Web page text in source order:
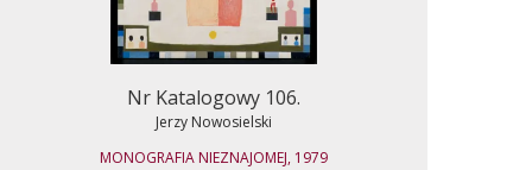
Nr Katalogowy 106.
Jerzy Nowosielski
MONOGRAFIA NIEZNAJOMEJ, 1979